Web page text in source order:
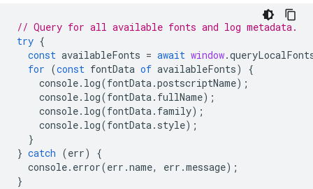
// Query for all available fonts and log metadata.
try {
const availableFonts = await window.
for (const fontData of availableFonts)
{
console. log(fontData.postscriptName);
console. log(fontData. fullName);
console. log(fontData. family);
console. log(fontData. style);
}
} catch (err)
{
console. error(err .name, err .message);
}